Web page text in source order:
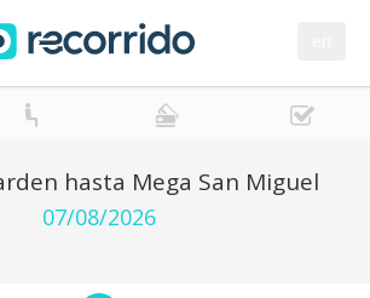
hasta Mega San Miguel
07/08/2026